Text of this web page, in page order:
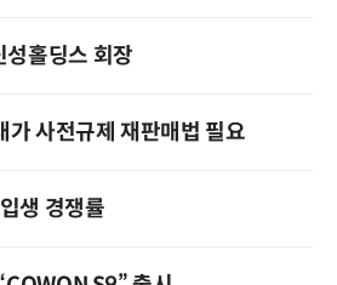
성홀딩스 회장
가 사전규제 재판매법 필요
생 경쟁률